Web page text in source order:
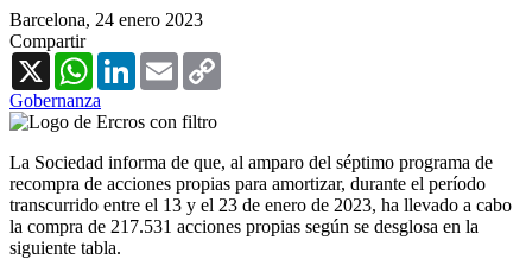
Barcelona, 24 enero 2023
Compartir
X
WhatsAppLinkedInEmail
Gobernanza
La Sociedad informa de que, al amparo del séptimo programa de
recompra de acciones propias para amortizar, durante el período
transcurrido entre el 13 y el 23 de enero de 2023, ha llevado a cabo
la compra de 217.531 acciones propias según se desglosa en la
siguiente tabla.